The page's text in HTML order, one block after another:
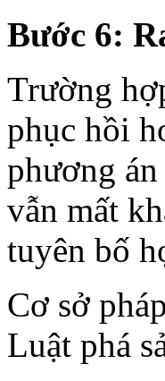
Bước 6:
Trường
phục hồi
phương
vẫn mất
tuyên bố
Cơ sở
Luật phá